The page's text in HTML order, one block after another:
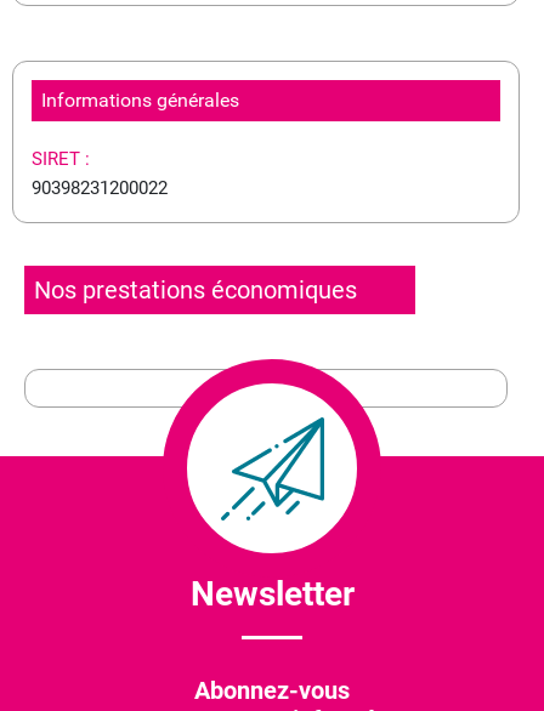
Informations générales
SIRET :
90398231200022
Nos prestations économiques
Newsletter
Abonnez-vous